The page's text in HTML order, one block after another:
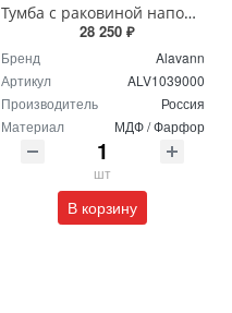
Тумба с раковиной напольная Alavann Cosmetic 95 см ALV1039000 белая
28 250 ₽
Бренд
Alavann
Артикул
ALV1039000
Производитель
Россия
Материал
МДФ / Фарфор
шт
В корзину